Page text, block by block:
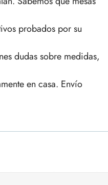
probados por su
dudas sobre medidas,
en casa. Envío